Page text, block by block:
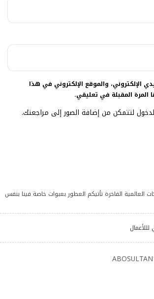
الإلكتروني، والموقع الإلكتروني في هذا
المرة المقبلة في تعليقي.
لتتمكن من إضافة الصور إلى مراجعتك.
العالمية الفاخرة تأتيكم العطور بعبوات خاصة فينا بنفس